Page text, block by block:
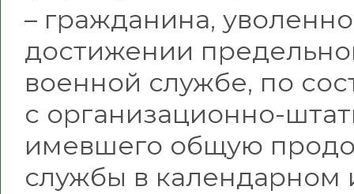
– гражданина,
достижении
военной службе, по
с организационно-
имевшего общую
службы в календарном